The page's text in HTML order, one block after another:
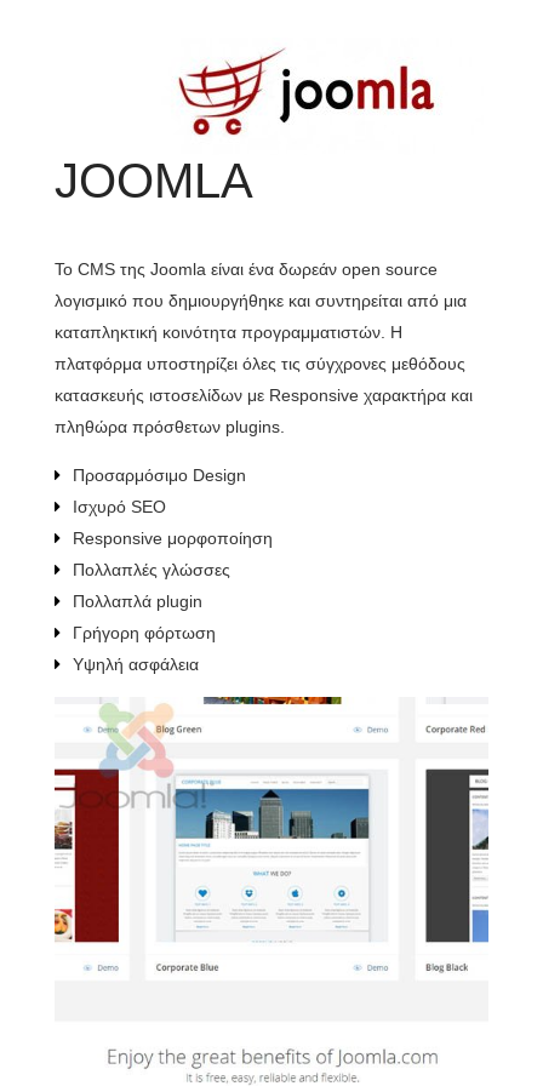
JOOMLA
Το CMS της Joomla είναι ένα δωρεάν open source
λογισμικό που δημιουργήθηκε και συντηρείται από μια
καταπληκτική κοινότητα προγραμματιστών. Η
πλατφόρμα υποστηρίζει όλες τις σύγχρονες μεθόδους
κατασκευής ιστοσελίδων με Responsive χαρακτήρα και
πληθώρα πρόσθετων plugins.
Προσαρμόσιμο Design
Ισχυρό SEO
Responsive μορφοποίηση
Πολλαπλές γλώσσες
Πολλαπλά plugin
Γρήγορη φόρτωση
Υψηλή ασφάλεια